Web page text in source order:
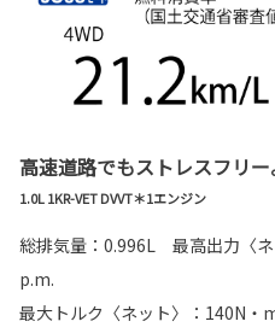
高速道路でもストレスフリー
1.0L 1KR-VET DVVT＊1エンジン
総排気量：0.996L 最高出力〈
p.m.
最大トルク〈ネット〉：140N